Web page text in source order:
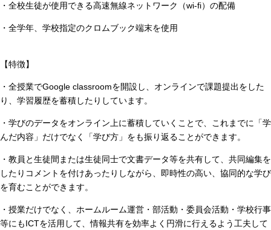
・全校生徒が使用できる高速無線ネットワーク（wi-fi）の配備
・全学年、学校指定のクロムブック端末を使用
【特徴】
・全授業でGoogle classroomを開設し、オンラインで課題提出をした
り、学習履歴を蓄積したりしています。
・学びのデータをオンライン上に蓄積していくことで、これまでに「学
んだ内容」だけでなく「学び方」をも振り返ることができます。
・教員と生徒間または生徒同士で文書データ等を共有して、共同編集を
したりコメントを付けあったりしながら、即時性の高い、協同的な学び
を育むことができます。
・授業だけでなく、ホームルーム運営・部活動・委員会活動・学校行事
等にもICTを活用して、情報共有を効率よく円滑に行えるよう工夫して